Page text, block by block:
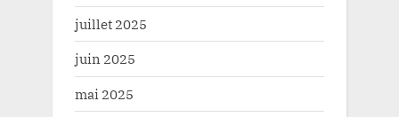
juillet 2025
juin 2025
mai 2025